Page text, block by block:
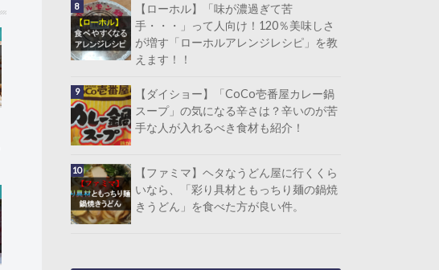
【ローホル】「味が濃過ぎて苦
手・・・」って人向け！120％美味しさ
が増す「ローホルアレンジレシピ」を教
えます！！
【ダイショー】「CoCo壱番屋カレー鍋
スープ」の気になる辛さは？辛いのが苦
手な人が入れるべき食材も紹介！
【ファミマ】ヘタなうどん屋に行くくら
いなら、「彩り具材ともっちり麺の鍋焼
きうどん」を食べた方が良い件。